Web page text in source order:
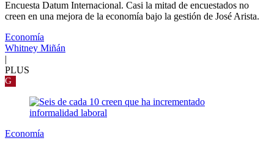
Encuesta Datum Internacional. Casi la mitad de encuestados no
creen en una mejora de la economía bajo la gestión de José Arista.
Economía
Whitney Miñán
|
PLUS
G
Economía